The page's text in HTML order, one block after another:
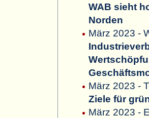
WAB sieht
Norden
März 2023 -
März 2023 -
Ziele für
März 2023 -